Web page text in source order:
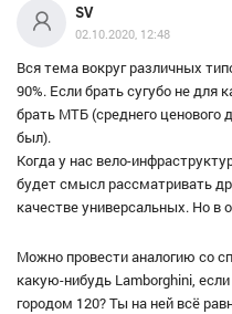
SV
02.10.2020, 12:48
Вся тема вокруг различных
90%. Если брать сугубо не для
брать МТБ (среднего ценового
был).
Когда у нас вело-
будет смысл рассматривать
качестве универсальных. Но
Можно провести аналогию со
какую-нибудь Lamborghini,
городом 120? Ты на ней всё